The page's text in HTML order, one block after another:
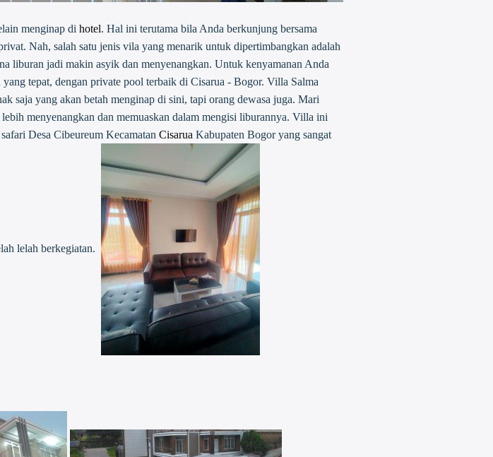
menginap di hotel. Hal ini terutama bila Anda berkunjung bersama
Nah, salah satu jenis vila yang menarik untuk dipertimbangkan adalah
liburan jadi makin asyik dan menyenangkan. Untuk kenyamanan Anda
yang tepat, dengan private pool terbaik di Cisarua - Bogor. Villa Salma
saja yang akan betah menginap di sini, tapi orang dewasa juga. Mari
menyenangkan dan memuaskan dalam mengisi liburannya. Villa ini
Desa Cibeureum Kecamatan Cisarua Kabupaten Bogor yang sangat
lelah berkegiatan.